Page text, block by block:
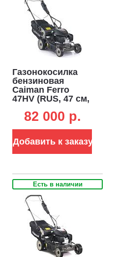
Газонокосилка
бензиновая
Caiman Ferro
47HV (RUS, 47 см,
146 см3, сталь, 4
в 1, 50 л, 41.2 кг)
82 000 p.
Добавить к заказу
Есть в наличии